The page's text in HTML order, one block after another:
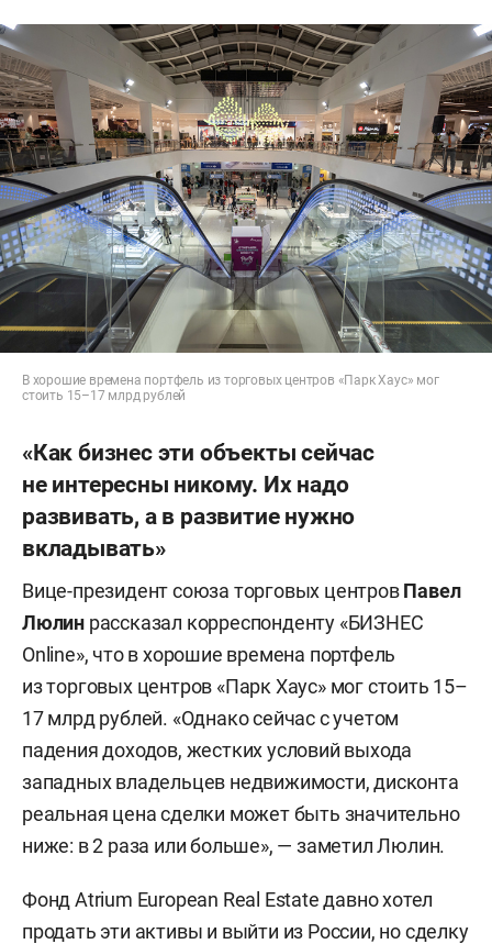
В хорошие времена портфель из торговых центров «Парк Хаус» мог
стоить 15–17 млрд рублей
«Как бизнес эти объекты сейчас
не интересны никому. Их надо
развивать, а в развитие нужно
вкладывать»
Вице-президент союза торговых центровПавел
Люлин рассказал корреспонденту «БИЗНЕС
Online», что в хорошие времена портфель
из торговых центров «Парк Хаус» мог стоить 15–
17 млрд рублей. «Однако сейчас с учетом
падения доходов, жестких условий выхода
западных владельцев недвижимости, дисконта
реальная цена сделки может быть значительно
ниже: в 2 раза или больше», — заметил Люлин.
Фонд Atrium European Real Estate давно хотел
продать эти активы и выйти из России, но сделку